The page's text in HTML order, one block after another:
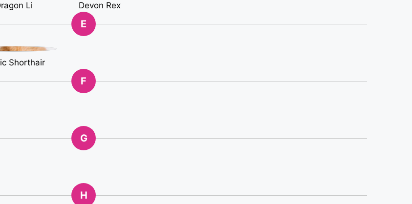
Li Devon Rex
E
Shorthair
F
G
H